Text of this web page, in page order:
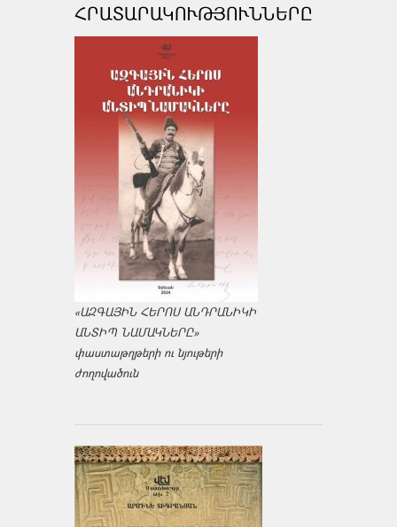
ՀՐԱՏԱՐԱԿՈՒԹՅՈՒՆՆԵՐԸ
«ԱԶԳԱՅԻՆ ՀԵՐՈՍ ԱՆԴՐԱՆԻԿԻ
ԱՆՏԻՊ ՆԱՄԱԿՆԵՐԸ»
փաստաթղթերի ու նյութերի
ժողովածուն